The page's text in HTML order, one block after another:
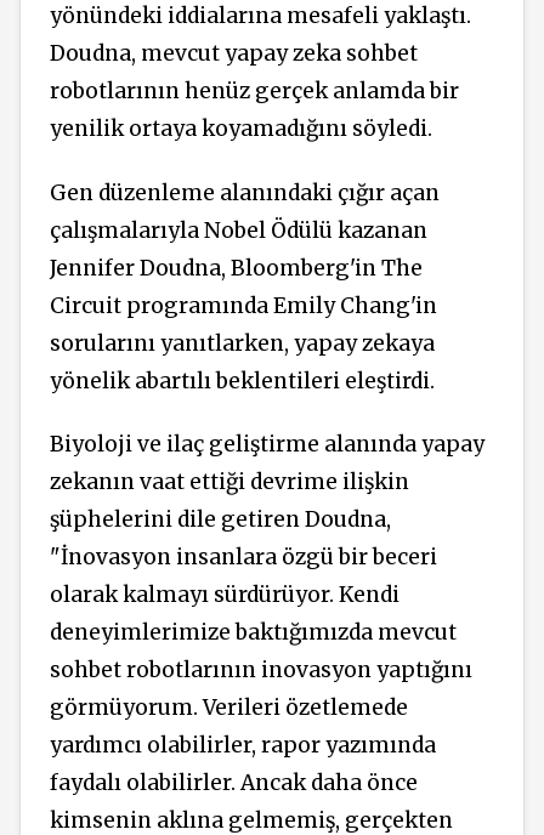
yönündeki iddialarına mesafeli yaklaştı.
Doudna, mevcut yapay zeka sohbet
robotlarının henüz gerçek anlamda bir
yenilik ortaya koyamadığını söyledi.
Gen düzenleme alanındaki çığır açan
çalışmalarıyla Nobel Ödülü kazanan
Jennifer Doudna, Bloomberg'in The
Circuit programında Emily Chang'in
sorularını yanıtlarken, yapay zekaya
yönelik abartılı beklentileri eleştirdi.
Biyoloji ve ilaç geliştirme alanında yapay
zekanın vaat ettiği devrime ilişkin
şüphelerini dile getiren Doudna,
"İnovasyon insanlara özgü bir beceri
olarak kalmayı sürdürüyor. Kendi
deneyimlerimize baktığımızda mevcut
sohbet robotlarının inovasyon yaptığını
görmüyorum. Verileri özetlemede
yardımcı olabilirler, rapor yazımında
faydalı olabilirler. Ancak daha önce
kimsenin aklına gelmemiş, gerçekten